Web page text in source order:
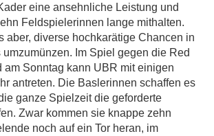
eine ansehnliche Leistung und
Feldspielerinnen lange mithalten.
aber, diverse hochkarätige Chancen in
Im Spiel gegen die Red
am Sonntag kann UBR mit einigen
antreten. Die Baslerinnen schaffen es
ganze Spielzeit die geforderte
Zwar kommen sie knappe zehn
noch auf ein Tor heran, im